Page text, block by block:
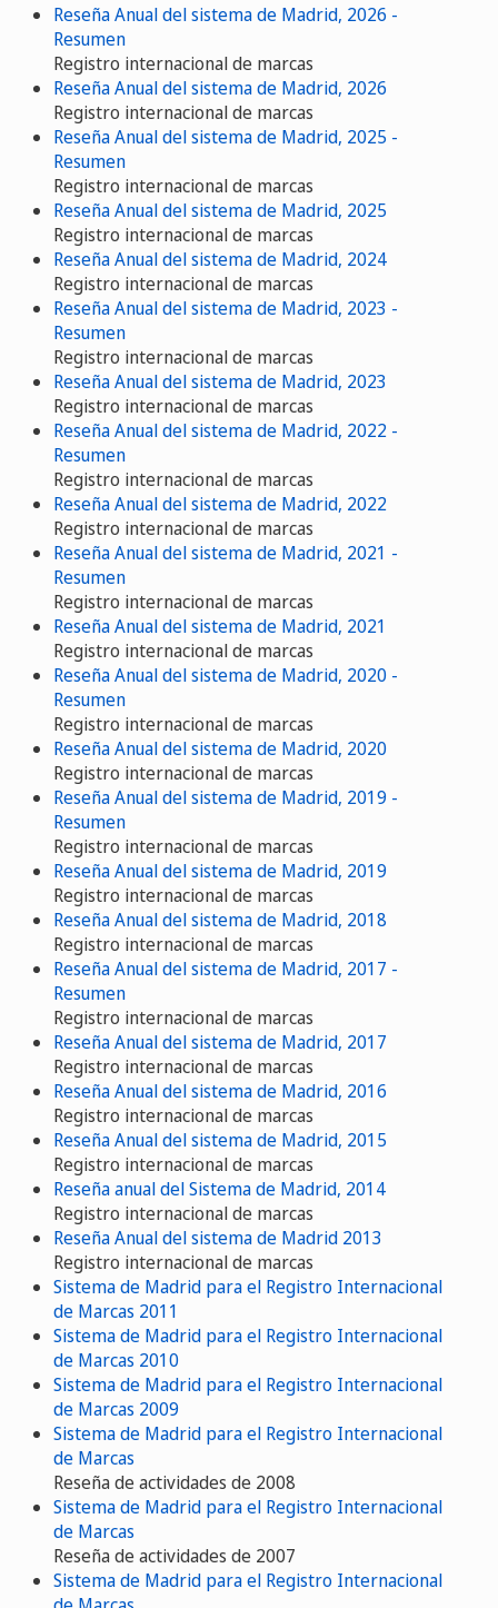
Reseña Anual del sistema de Madrid, 2026 -
Resumen
Registro internacional de marcas
Reseña Anual del sistema de Madrid, 2026
Registro internacional de marcas
Reseña Anual del sistema de Madrid, 2025 -
Resumen
Registro internacional de marcas
Reseña Anual del sistema de Madrid, 2025
Registro internacional de marcas
Reseña Anual del sistema de Madrid, 2024
Registro internacional de marcas
Reseña Anual del sistema de Madrid, 2023 -
Resumen
Registro internacional de marcas
Reseña Anual del sistema de Madrid, 2023
Registro internacional de marcas
Reseña Anual del sistema de Madrid, 2022 -
Resumen
Registro internacional de marcas
Reseña Anual del sistema de Madrid, 2022
Registro internacional de marcas
Reseña Anual del sistema de Madrid, 2021 -
Resumen
Registro internacional de marcas
Reseña Anual del sistema de Madrid, 2021
Registro internacional de marcas
Reseña Anual del sistema de Madrid, 2020 -
Resumen
Registro internacional de marcas
Reseña Anual del sistema de Madrid, 2020
Registro internacional de marcas
Reseña Anual del sistema de Madrid, 2019 -
Resumen
Registro internacional de marcas
Reseña Anual del sistema de Madrid, 2019
Registro internacional de marcas
Reseña Anual del sistema de Madrid, 2018
Registro internacional de marcas
Reseña Anual del sistema de Madrid, 2017 -
Resumen
Registro internacional de marcas
Reseña Anual del sistema de Madrid, 2017
Registro internacional de marcas
Reseña Anual del sistema de Madrid, 2016
Registro internacional de marcas
Reseña Anual del sistema de Madrid, 2015
Registro internacional de marcas
Reseña anual del Sistema de Madrid, 2014
Registro internacional de marcas
Reseña Anual del sistema de Madrid 2013
Registro internacional de marcas
Sistema de Madrid para el Registro Internacional
de Marcas 2011
Sistema de Madrid para el Registro Internacional
de Marcas 2010
Sistema de Madrid para el Registro Internacional
de Marcas 2009
Sistema de Madrid para el Registro Internacional
de Marcas
Reseña de actividades de 2008
Sistema de Madrid para el Registro Internacional
de Marcas
Reseña de actividades de 2007
Sistema de Madrid para el Registro Internacional